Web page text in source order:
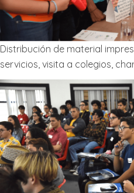
Distribución de material
servicios, visita a colegios,